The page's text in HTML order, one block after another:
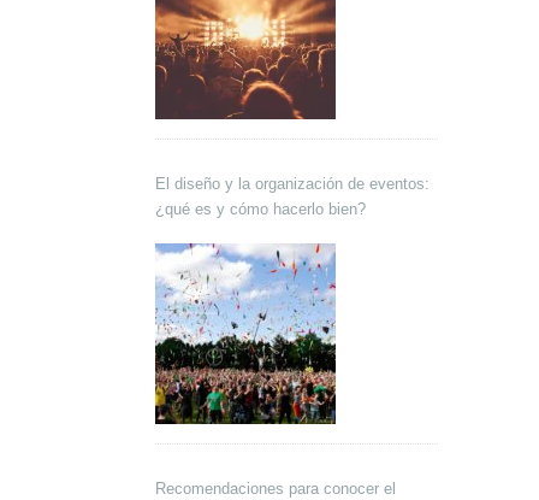
El diseño y la organización de eventos:
¿qué es y cómo hacerlo bien?
Recomendaciones para conocer el